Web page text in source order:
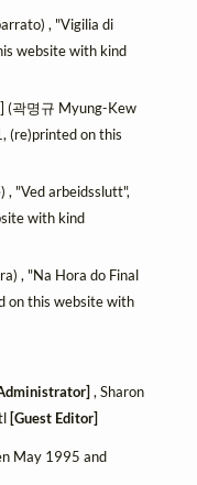
, "Vigilia di
website with kind
(곽명규 Myung-Kew
(re)printed on this
, "Ved arbeidsslutt",
with kind
, "Na Hora do Final
on this website with
, Sharon
[Guest Editor]
May 1995 and